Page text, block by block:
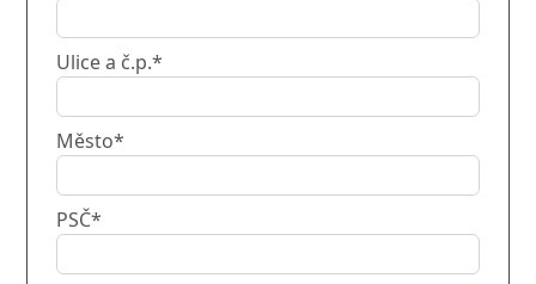
Ulice a č.p.*
Město*
PSČ*